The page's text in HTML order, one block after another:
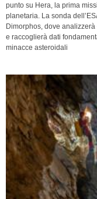
punto su Hera, la prima
planetaria. La sonda
Dimorphos, dove
e raccoglierà dati
minacce asteroidali